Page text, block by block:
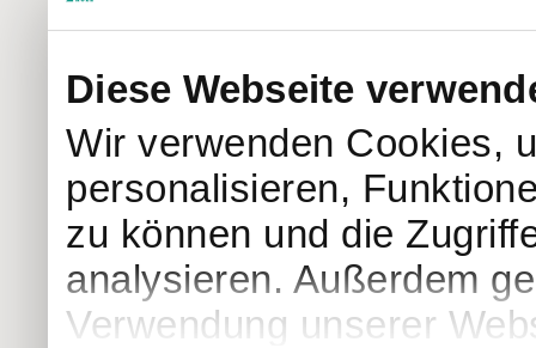
Diese Webseite
Wir verwenden Cookies,
personalisieren,
zu können und die
analysieren. Außerdem
Verwendung unserer